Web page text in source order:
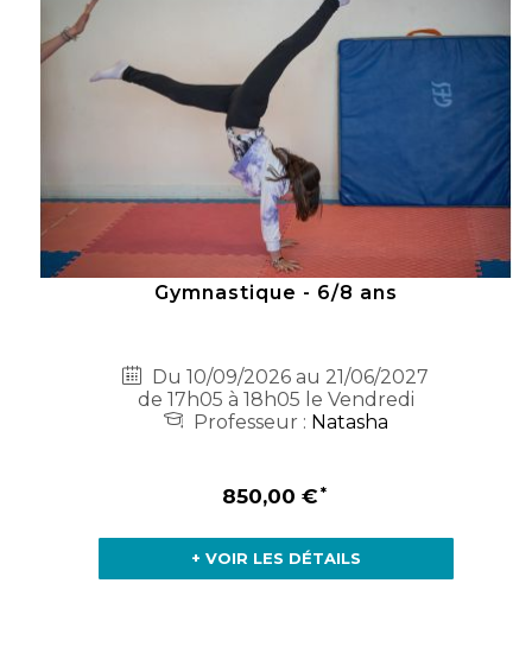
Gymnastique - 6/8 ans
Du 10/09/2026 au 21/06/2027
de 17h05 à 18h05 le Vendredi
Professeur : Natasha
850,00 €
+ VOIR LES DÉTAILS